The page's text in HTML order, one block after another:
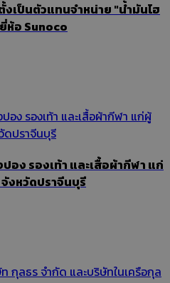
เป็นตัวแทนจำหน่าย "น้ำมันไฮ
ห้อ Sunoco
อง รองเท้า และเสื้อผ้ากีฬา แก่
งหวัดปราจีนบุรี